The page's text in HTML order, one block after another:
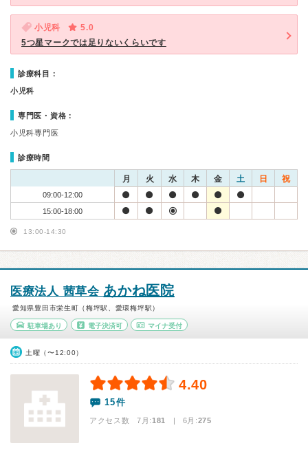
小児科
5.0
5つ星マークでは足りないくらいです
診療科目：
小児科
専門医・資格：
小児科専門医
診療時間
月 火 水 木 金 土 日 祝
09:00-12:00
15:00-18:00
13:00-14:30
医療法人 茜草会 あかね医院
愛知県豊田市栄生町（梅坪駅、愛環梅坪駅）
駐車場あり 電子決済可 マイナ受付
土曜（〜12:00）
4.40
15件
アクセス数 7月:181 | 6月:275